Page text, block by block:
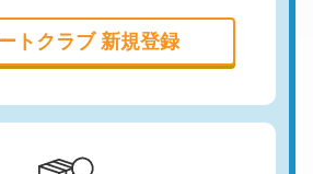
トクラブ 新規登録